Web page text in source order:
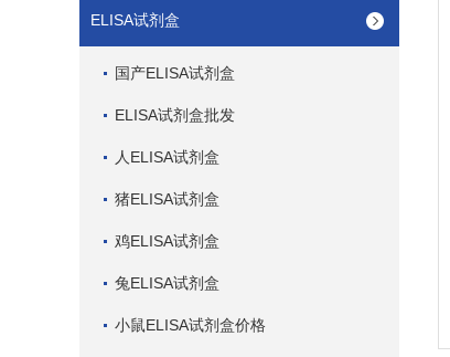
ELISA试剂盒
国产ELISA试剂盒
ELISA试剂盒批发
人ELISA试剂盒
猪ELISA试剂盒
鸡ELISA试剂盒
兔ELISA试剂盒
小鼠ELISA试剂盒价格